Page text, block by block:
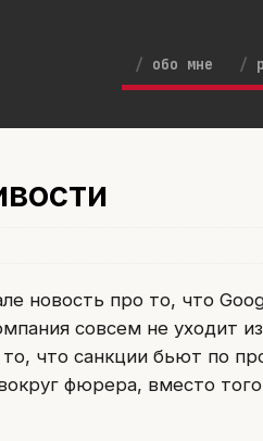
обо мне
новость про то, что
совсем не уходит
что санкции бьют по
фюрера, вместо